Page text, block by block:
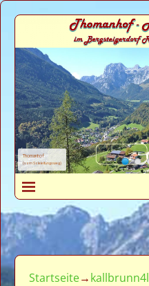
Thomanhof
(vom Soleleitungsweg)
Startseite→kallbrunn4l